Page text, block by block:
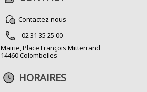
Contactez-nous
02 31 35 25 00
Mairie, Place François Mitterrand
14460 Colombelles
HORAIRES